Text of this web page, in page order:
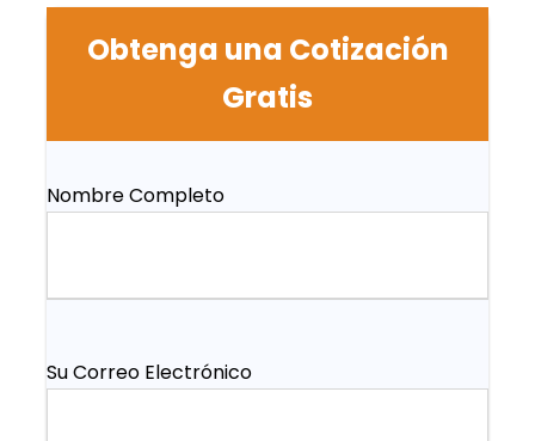
Obtenga una Cotización
Gratis
Nombre Completo
Su Correo Electrónico